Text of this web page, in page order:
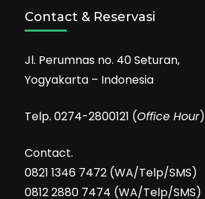
Contact & Reservasi
Jl. Perumnas no. 40 Seturan,
Yogyakarta – Indonesia
Telp. 0274-2800121 (Office Hour)
Contact.
0821 1346 7472 (WA/Telp/SMS)
0812 2880 7474 (WA/Telp/SMS)